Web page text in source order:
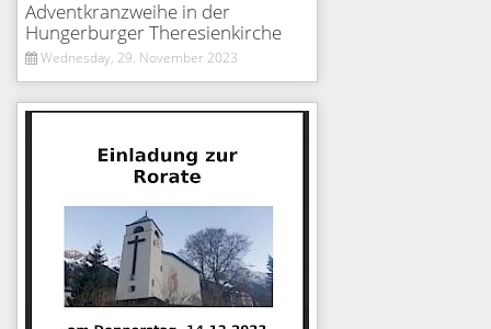
Adventkranzweihe in der
Hungerburger Theresienkirche
Wednesday, 29. November 2023